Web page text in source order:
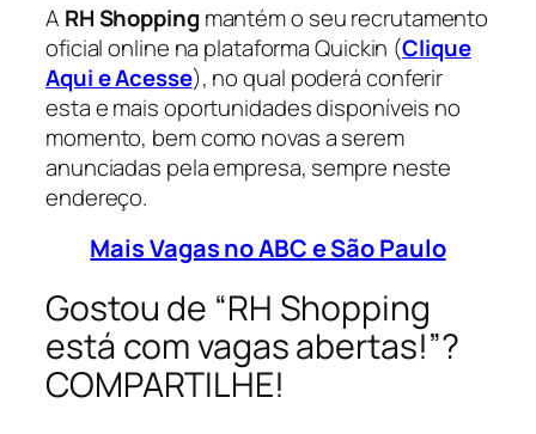
A RH Shopping mantém o seu recrutamento
oficial online na plataforma Quickin (Clique
Aqui e Acesse), no qual poderá conferir
esta e mais oportunidades disponíveis no
momento, bem como novas a serem
anunciadas pela empresa, sempre neste
endereço.
Mais Vagas no ABC e São Paulo
Gostou de “RH Shopping
está com vagas abertas!”?
COMPARTILHE!